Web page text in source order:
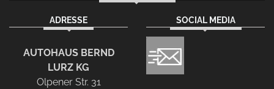
ADRESSE
AUTOHAUS BERND
LURZ KG
Olpener Str. 31
SOCIAL MEDIA